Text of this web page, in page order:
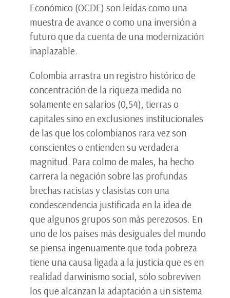
Económico (OCDE) son leídas como una
muestra de avance o como una inversión a
futuro que da cuenta de una modernización
inaplazable.
Colombia arrastra un registro histórico de
concentración de la riqueza medida no
solamente en salarios (0,54), tierras o
capitales sino en exclusiones institucionales
de las que los colombianos rara vez son
conscientes o entienden su verdadera
magnitud. Para colmo de males, ha hecho
carrera la negación sobre las profundas
brechas racistas y clasistas con una
condescendencia justificada en la idea de
que algunos grupos son más perezosos. En
uno de los países más desiguales del mundo
se piensa ingenuamente que toda pobreza
tiene una causa ligada a la justicia que es en
realidad darwinismo social, sólo sobreviven
los que alcanzan la adaptación a un sistema